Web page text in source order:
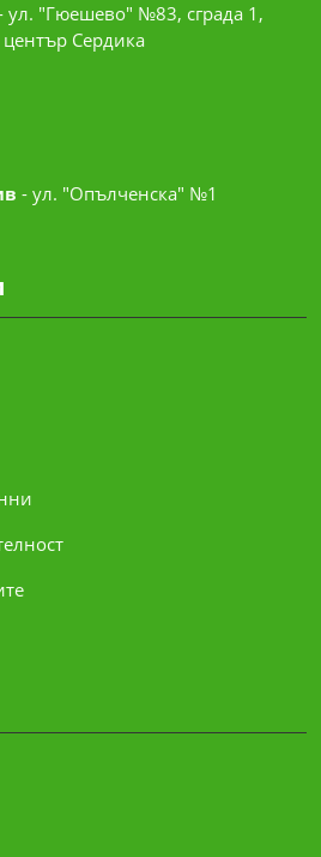
ул. "Гюешево" №83, сграда 1,
Сердика
- ул. "Опълченска" №1